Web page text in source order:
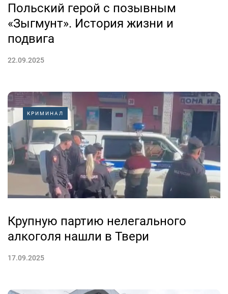
Польский герой с позывным
«Зыгмунт». История жизни и
подвига
22.09.2025
КРИМИНАЛ
Крупную партию нелегального
алкоголя нашли в Твери
17.09.2025